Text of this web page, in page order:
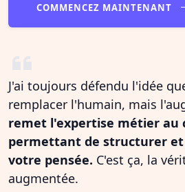
COMMENCEZ MAINTENANT
J'ai toujours défendu l'idée
remplacer l'humain, mais
remet l'expertise métier au
permettant de structurer et
votre pensée. C'est ça, la
augmentée.